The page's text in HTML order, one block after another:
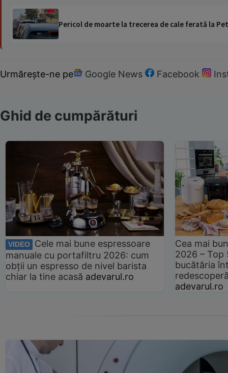
Pericol de moarte la trecerea de cale ferată la
Urmărește-ne pe Google News Facebook
Ghid de cumpărături
VIDEO
Cele mai bune espressoare
manuale cu portafiltru 2026: cum
obții un espresso de nivel barista
chiar la tine acasă adevarul.ro
Cea mai
2026 –
bucătăria
adevarul.ro